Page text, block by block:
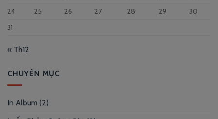
24
25 26 27 28 29
30
31
« Th12
CHUYÊN MỤC
In Album (2)